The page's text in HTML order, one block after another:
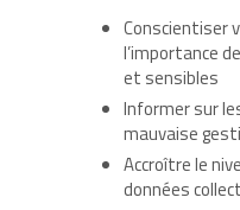
Conscientiser
l’importance
et sensibles
Informer sur
mauvaise
Accroître le
données